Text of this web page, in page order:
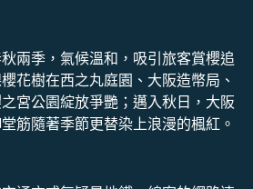
兩季，氣候溫和，吸引旅客賞櫻追
花樹在西之丸庭園、大阪造幣局、
宮公園綻放爭艷；邁入秋日，大阪
筋隨著季節更替染上浪漫的楓紅。